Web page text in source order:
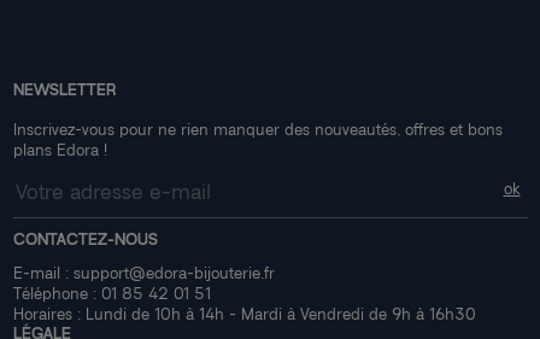
NEWSLETTER
Inscrivez-vous pour ne rien manquer des nouveautés, offres et bons
plans Edora !
CONTACTEZ-NOUS
E-mail : support@edora-bijouterie.fr
Téléphone : 01 85 42 01 51
Horaires : Lundi de 10h à 14h - Mardi à Vendredi de 9h à 16h30
LÉGALE